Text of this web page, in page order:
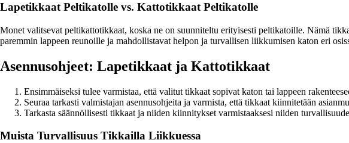
Lapetikkaat Peltikatolle vs. Kattotikkaat Peltikatolle
Monet valitsevat peltikattotikkaat, koska ne on suunniteltu erityisesti peltikatoille. Nämä
paremmin lappeen reunoille ja mahdollistavat helpon ja turvallisen liikkumisen katon eri
Asennusohjeet: Lapetikkaat ja Kattotikkaat
Ensimmäiseksi tulee varmistaa, että valitut tikkaat sopivat katon tai lappeen
Seuraa tarkasti valmistajan asennusohjeita ja varmista, että tikkaat kiinnitetään
Tarkasta säännöllisesti tikkaat ja niiden kiinnitykset varmistaaksesi niiden
Muista Turvallisuus Tikkailla Liikkuessa